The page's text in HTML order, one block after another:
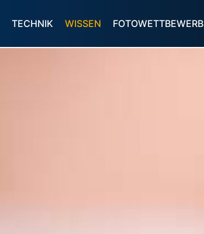
TECHNIK WISSEN FOTOWETTBEWERB